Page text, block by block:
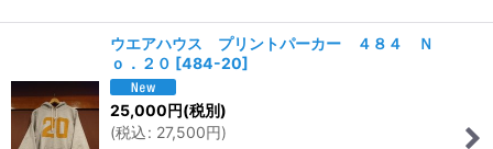
ウエアハウス プリントパーカー ４８４ Ｎ
ｏ．２０ [484-20]
25,000円(税別)
(税込: 27,500円)